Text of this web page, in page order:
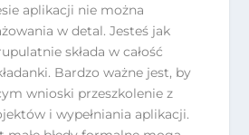
aplikacji nie można
w detal. Jesteś jak
składa w całość
Bardzo ważne jest, by
wnioski przeszkolenie z
i wypełniania aplikacji.